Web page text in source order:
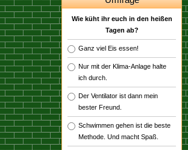
Wie küht ihr euch in den heißen
Tagen ab?
Ganz viel Eis essen!
Nur mit der Klima-Anlage halte
ich durch.
Der Ventilator ist dann mein
bester Freund.
Schwimmen gehen ist die beste
Methode. Und macht Spaß.